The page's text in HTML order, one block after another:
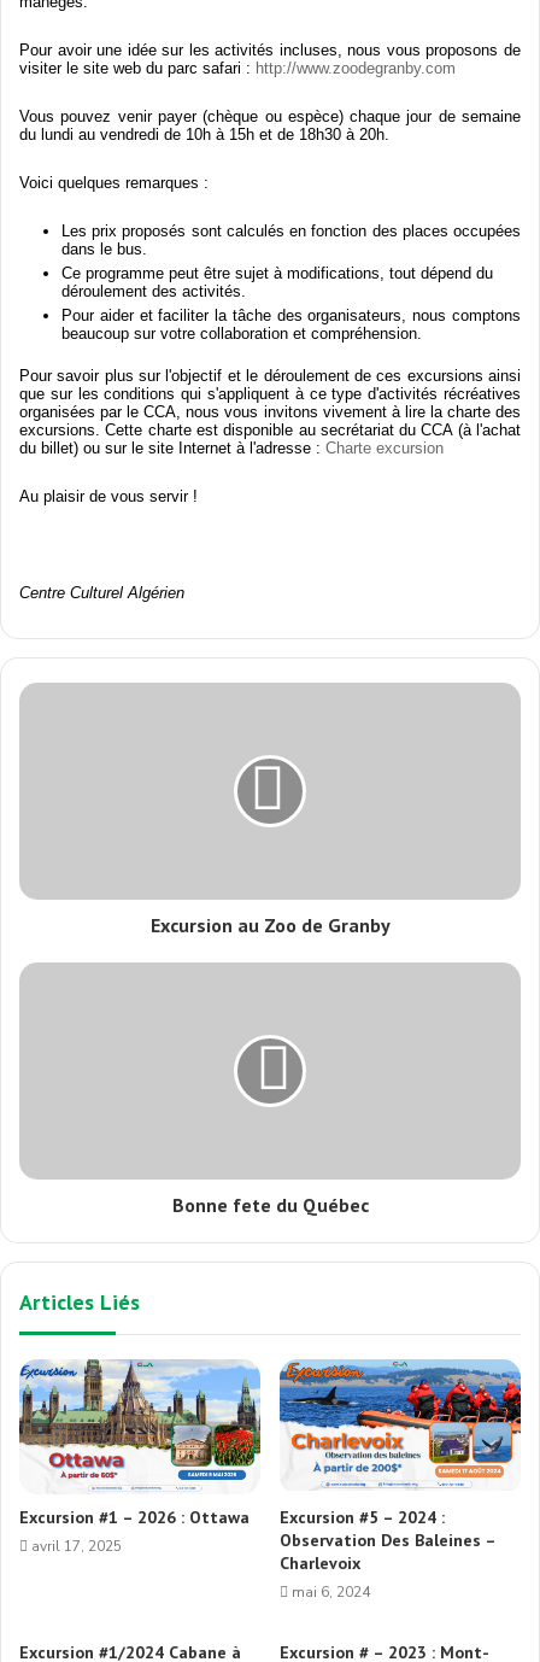
Pour avoir une idée surlesactivités incluses ,nous vous proposons de
visiterle site web du parc safari : http://www.zoodegranby.com
Vous pouvez venirpayer (chèque ou espèce)chaque jour desemaine
du lundi au vendredi de 10h à 15h et de 18h30 à 20h
Voici quelques remarques :
Les prixproposés sont calculés enfonction des placesoccupées
dans le bus.
Ce programme peut être sujet à modifications, tout dépend du
déroulement des activités
Pour aideretfaciliterla tâchedesorganisateurs ,nous comptons
beaucoup sur votre collaboration et compréhension
Pour savoir plussur l'objectif et le déroulementdeces excursionsainsi
que surles conditions quis'appliquent à cetyped'activités récréatives
organisées par leCCA ,nous vous invitons vivement àlire la chartedes
excursions.Cette charte est disponible au secrétariatduCCA(à l'achat
du billet) ou surle site Internet à l'adresse : Charte excursion
Au plaisirde vous servir!
Centre Culturel Algérien
Excursion au Zoo de Granby
Bonne fete du Québec
Articles Liés
Excursion #1 – 2026 : Ottawa
avril 17, 2025
Excursion #5 – 2024 :
Observation Des Baleines –
Charlevoix
mai 6, 2024
Excursion #1/2024 Cabane à Excursion # – 2023 : Mont-